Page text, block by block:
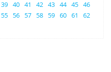
39 40 41 42 43 44 45 46
55 56 57 58 59 60 61
62